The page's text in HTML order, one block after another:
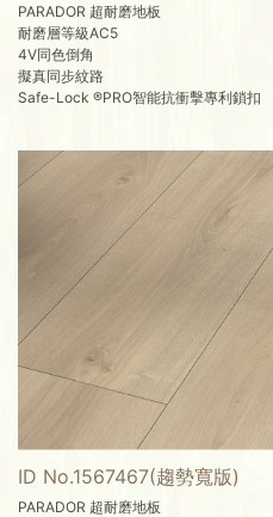
PARADOR 超耐磨地板
耐磨層等級AC5
4V同色倒角
擬真同步紋路
Safe-Lock ®PRO智能抗衝擊專利鎖扣
ID No.1567467(趨勢寬版)
PARADOR 超耐磨地板